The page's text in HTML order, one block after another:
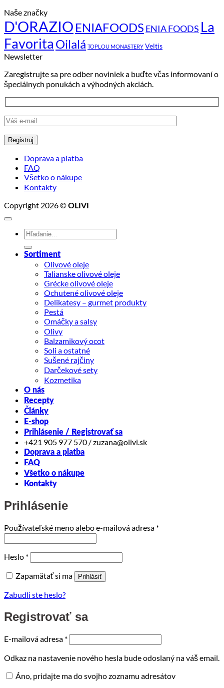
vplyv
na
olej
dlhovekosti
stredomorskej
na
Prestaňte
si
šetriť
olivový
len
na
šaláty:
Prečo
je
strach
z
mýtus,
vás
oberá
chuť?
Naše značky
D'ORAZIO ENIAFOODS ENIA FOODS La
Favorita Oilalá TOPLOU MONASTERY Veltis
Newsletter
Zaregistrujte sa pre odber noviniek a buďte včas informovaní o
špeciálnych ponukách a výhodných akciách.
Doprava a platba
FAQ
Všetko o nákupe
Kontakty
Copyright 2026 ©OLIVI
Hľadať:
Sortiment
Olivové oleje
Talianske olivové oleje
Grécke olivové oleje
Ochutené olivové oleje
Delikatesy – gurmet produkty
Pestá
Omáčky a salsy
Olivy
Balzamikový ocot
Soli a ostatné
Sušené rajčiny
Darčekové sety
Kozmetika
O nás
Recepty
Články
E-shop
Prihlásenie / Registrovať sa
+421 905 977 570 / zuzana@olivi.sk
Doprava a platba
FAQ
Všetko o nákupe
Kontakty
Prihlásenie
Používateľské meno alebo e-mailová adresa *Povinné
Heslo *Povinné
Zapamätať si ma Prihlásiť
Zabudli ste heslo?
Registrovať sa
E-mailová adresa *Povinné
Odkaz na nastavenie nového hesla bude odoslaný na váš email.
Áno, pridajte ma do svojho zoznamu adresátov